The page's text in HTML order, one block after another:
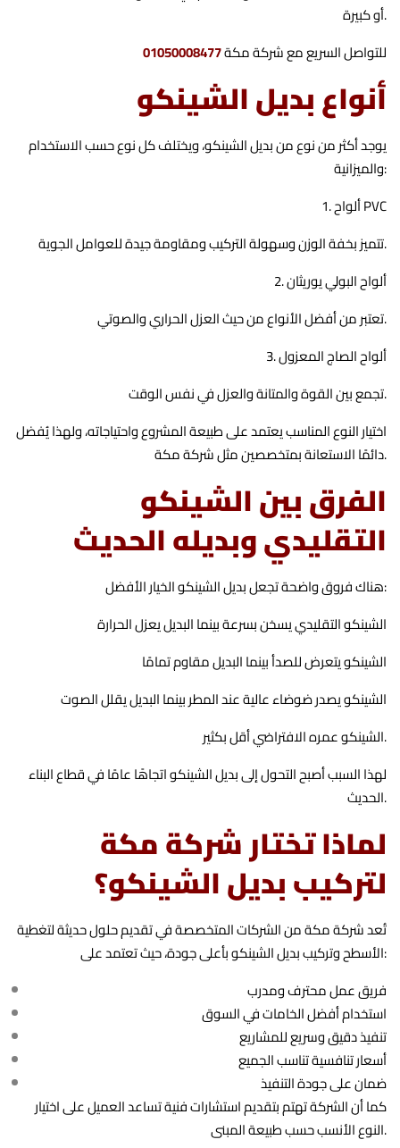
أو كبيرة.
للتواصل السريع مع شركة مكة01050008477
أنواع بديل الشينكو
يوجد أكثر من نوع من بديل الشينكو، ويختلف كل نوع حسب الاستخدام
والميزانية:
1. ألواح PVC
تتميز بخفة الوزن وسهولة التركيب ومقاومة جيدة للعوامل الجوية.
2. ألواح البولي يوريثان
تعتبر من أفضل الأنواع من حيث العزل الحراري والصوتي.
3. ألواح الصاج المعزول
تجمع بين القوة والمتانة والعزل في نفس الوقت.
اختيار النوع المناسب يعتمد على طبيعة المشروع واحتياجاته، ولهذا يُفضل
دائمًا الاستعانة بمتخصصين مثل شركة مكة.
الفرق بين الشينكو
التقليدي وبديله الحديث
هناك فروق واضحة تجعل بديل الشينكو الخيار الأفضل:
الشينكو التقليدي يسخن بسرعة بينما البديل يعزل الحرارة
الشينكو يتعرض للصدأ بينما البديل مقاوم تمامًا
الشينكو يصدر ضوضاء عالية عند المطر بينما البديل يقلل الصوت
الشينكو عمره الافتراضي أقل بكثير.
لهذا السبب أصبح التحول إلى بديل الشينكو اتجاهًا عامًا في قطاع البناء
الحديث.
لماذا تختار شركة مكة
لتركيب بديل الشينكو؟
تُعد شركة مكة من الشركات المتخصصة في تقديم حلول حديثة لتغطية
الأسطح وتركيب بديل الشينكو بأعلى جودة، حيث تعتمد على:
فريق عمل محترف ومدرب
استخدام أفضل الخامات في السوق
تنفيذ دقيق وسريع للمشاريع
أسعار تنافسية تناسب الجميع
ضمان على جودة التنفيذ
كما أن الشركة تهتم بتقديم استشارات فنية تساعد العميل على اختيار
النوع الأنسب حسب طبيعة المبنى.